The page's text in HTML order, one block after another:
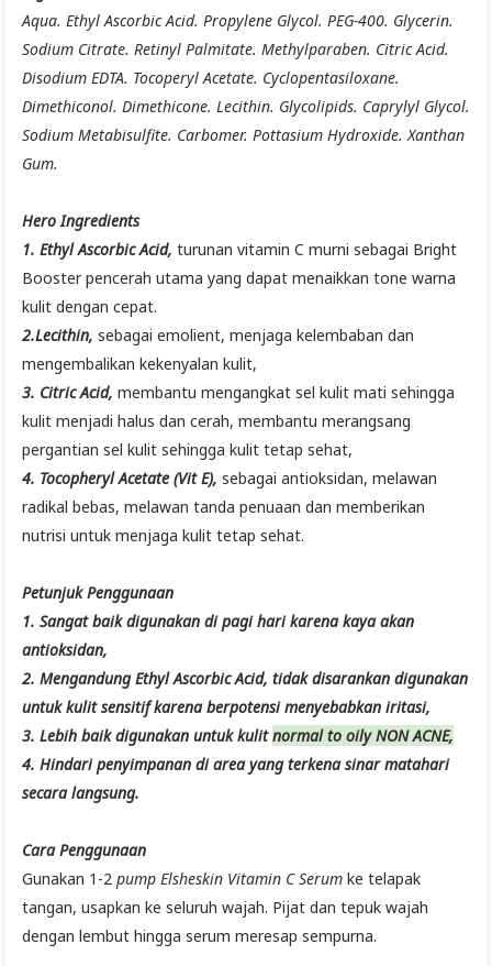
Aqua. Ethyl Ascorbic Acid. Propylene Glycol. PEG-400. Glycerin.
Sodium Citrate. Retinyl Palmitate. Methylparaben. Citric Acid.
Disodium EDTA. Tocoperyl Acetate. Cyclopentasiloxane.
Dimethiconol. Dimethicone. Lecithin. Glycolipids. Caprylyl Glycol.
Sodium Metabisulfite. Carbomer. Pottasium Hydroxide. Xanthan
Gum.
Hero Ingredients
1. Ethyl Ascorbic Acid, turunan vitamin C murni sebagai Bright
Booster pencerah utama yang dapat menaikkan tone warna
kulit dengan cepat.
2.Lecithin, sebagai emolient, menjaga kelembaban dan
mengembalikan kekenyalan kulit,
3. Citric Acid, membantu mengangkat sel kulit mati sehingga
kulit menjadi halus dan cerah, membantu merangsang
pergantian sel kulit sehingga kulit tetap sehat,
4. Tocopheryl Acetate (Vit E), sebagai antioksidan, melawan
radikal bebas, melawan tanda penuaan dan memberikan
nutrisi untuk menjaga kulit tetap sehat.
Petunjuk Penggunaan
1. Sangat baik digunakan di pagi hari karena kaya akan
antioksidan,
2. Mengandung Ethyl Ascorbic Acid, tidak disarankan digunakan
untuk kulit sensitif karena berpotensi menyebabkan iritasi,
3. Lebih baik digunakan untuk kulitnormal to oily NON ACNE,
4. Hindari penyimpanan di area yang terkena sinar matahari
secara langsung.
Cara Penggunaan
Gunakan 1-2 pump Elsheskin Vitamin C Serum ke telapak
tangan, usapkan ke seluruh wajah. Pijat dan tepuk wajah
dengan lembut hingga serum meresap sempurna.